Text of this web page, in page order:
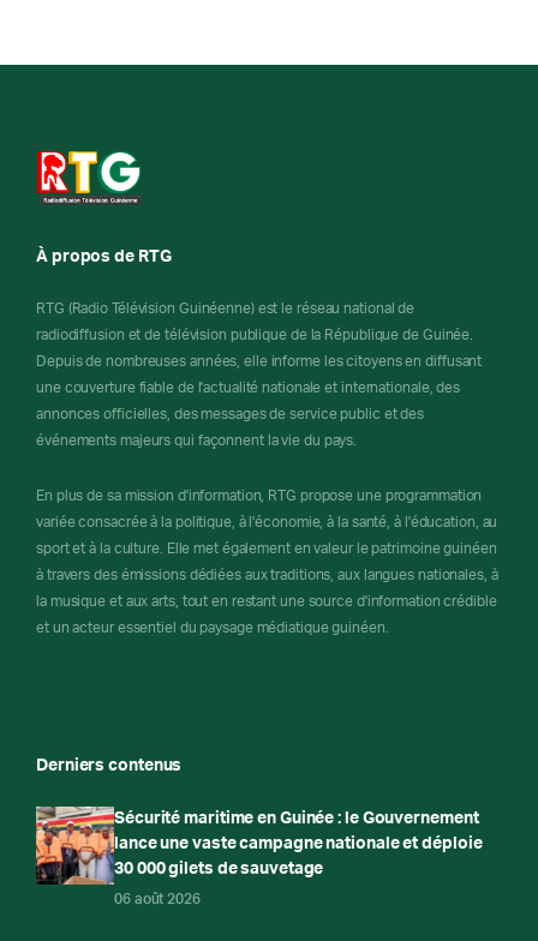
À propos de RTG
RTG (Radio Télévision Guinéenne) est le réseau national de
radiodiffusion et de télévision publique de la République de Guinée.
Depuis de nombreuses années, elle informe les citoyens en diffusant
une couverture fiable de l'actualité nationale et internationale, des
annonces officielles, des messages de service public et des
événements majeurs qui façonnent la vie du pays.
En plus de sa mission d'information, RTG propose une programmation
variée consacrée à la politique, à l'économie, à la santé, à l'éducation, au
sport et à la culture. Elle met également en valeur le patrimoine guinéen
à travers des émissions dédiées aux traditions, aux langues nationales, à
la musique et aux arts, tout en restant une source d'information crédible
et un acteur essentiel du paysage médiatique guinéen.
Derniers contenus
Sécurité maritime en Guinée : le Gouvernement
lance une vaste campagne nationale et déploie
30 000 gilets de sauvetage
06 août 2026